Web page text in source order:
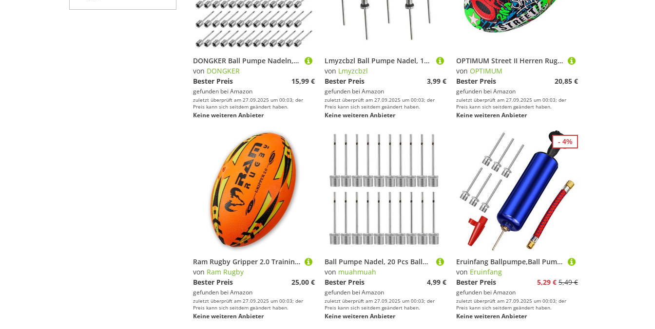
DONGKER Ball Pumpe Nadeln,100 Stück Fußball Luftpumpennadel, Edelstahl Ventilnadeln Ersatznadeln für Fußball, Basketball, Volleyball, Rugby, Fußball und andere Sportbälle
von DONGKER
Bester Preis
15,99 €
gefunden bei Amazon
zuletzt überprüft am 27.09.2025 um 00:03; der
Preis kann sich seitdem geändert haben.
Keine weiteren Anbieter
Lmyzcbzl Ball Pumpe Nadel, 10 Pcs Ballpumpe Nadeln, Luftpumpennadel, Doppelloch Aufblasbare Nadel, Ballpumpen-Aufblasnadeln, für Basketball, Volleyball, Rugby, Fußball, Sportbällen
von Lmyzcbzl
Bester Preis
3,99 €
gefunden bei Amazon
zuletzt überprüft am 27.09.2025 um 00:03; der
Preis kann sich seitdem geändert haben.
Keine weiteren Anbieter
OPTIMUM Street II Herren Rugbyball - Urban Play, Ausgewogen & Reaktionsschnell, Präzises Handling & Kicken, Hochleistungsfähig - Optionen Mit/Ohne Pumpe, 2-lagiger 410g Ball - Mehrfarbig, Größe 3
von OPTIMUM
Bester Preis
20,85 €
gefunden bei Amazon
zuletzt überprüft am 27.09.2025 um 00:03; der
Preis kann sich seitdem geändert haben.
Keine weiteren Anbieter
Ram Rugby Gripper 2.0 Trainingsball, England nr. 1, Handgenäht, 3D-Grip für Optimale Ballkontrolle, mit Doppelventil-Pumpe (Neon Orange, Größe 4)
von Ram Rugby
Bester Preis
25,00 €
gefunden bei Amazon
zuletzt überprüft am 27.09.2025 um 00:03; der
Preis kann sich seitdem geändert haben.
Keine weiteren Anbieter
Ball Pumpe Nadel, 20 Pcs Ballpumpe Nadeln, Luftpumpennadel, Doppelloch Aufblasbare Nadel, Ballpumpen-Aufblasnadeln, für Basketball, Volleyball, Rugby, Fußball, Sportbällen.
von muahmuah
Bester Preis
4,99 €
gefunden bei Amazon
zuletzt überprüft am 27.09.2025 um 00:03; der
Preis kann sich seitdem geändert haben.
Keine weiteren Anbieter
Eruinfang Ballpumpe,Ball Pumpe Luftpumpe Inflator mit 7 Nadeln 1 Düsen und 1 Ventil Adapter für Basketball, Fußball, Volleyball, Rugby Ball, Luftballons, Swimming Ring und Andere Aufblasbare Bälle
von Eruinfang
Bester Preis
5,29 € 5,49 €
gefunden bei Amazon
zuletzt überprüft am 27.09.2025 um 00:03; der
Preis kann sich seitdem geändert haben.
Keine weiteren Anbieter
- 4%